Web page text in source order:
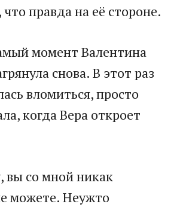
что правда на её стороне.
момент Валентина
снова. В этот раз
вломиться, просто
когда Вера откроет
вы со мной никак
можете. Неужто